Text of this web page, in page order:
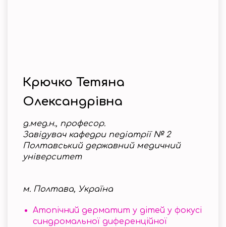
Крючко Тетяна
Олександрівна
д.мед.н., професор.
Завідувач кафедри педіатрії № 2
Полтавський державний медичний
університет
м. Полтава, Україна
Атопічний дерматит у дітей у фокусі
синдромальної диференційної